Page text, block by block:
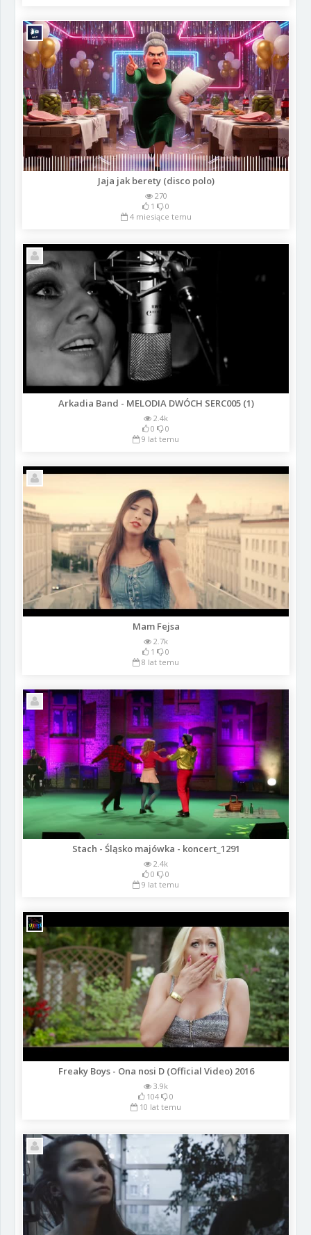
Jaja jak berety (disco polo)
270
1
0
4 miesiące temu
Arkadia Band - MELODIA DWÓCH SERC005 (1)
2.4k
0
0
9 lat temu
Mam Fejsa
2.7k
1
0
8 lat temu
Stach - Śląsko majówka - koncert_1291
2.4k
0
0
9 lat temu
Freaky Boys - Ona nosi D (Official Video) 2016
3.9k
104
0
10 lat temu